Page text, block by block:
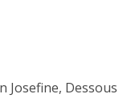
Josefine, Dessous